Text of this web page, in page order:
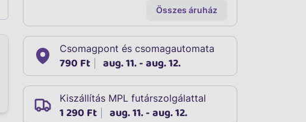
Összes áruház
Csomagpont és csomagautomata
790 Ft aug. 11. - aug. 12.
Kiszállítás MPL futárszolgálattal
1 290 Ft aug. 11. - aug. 12.